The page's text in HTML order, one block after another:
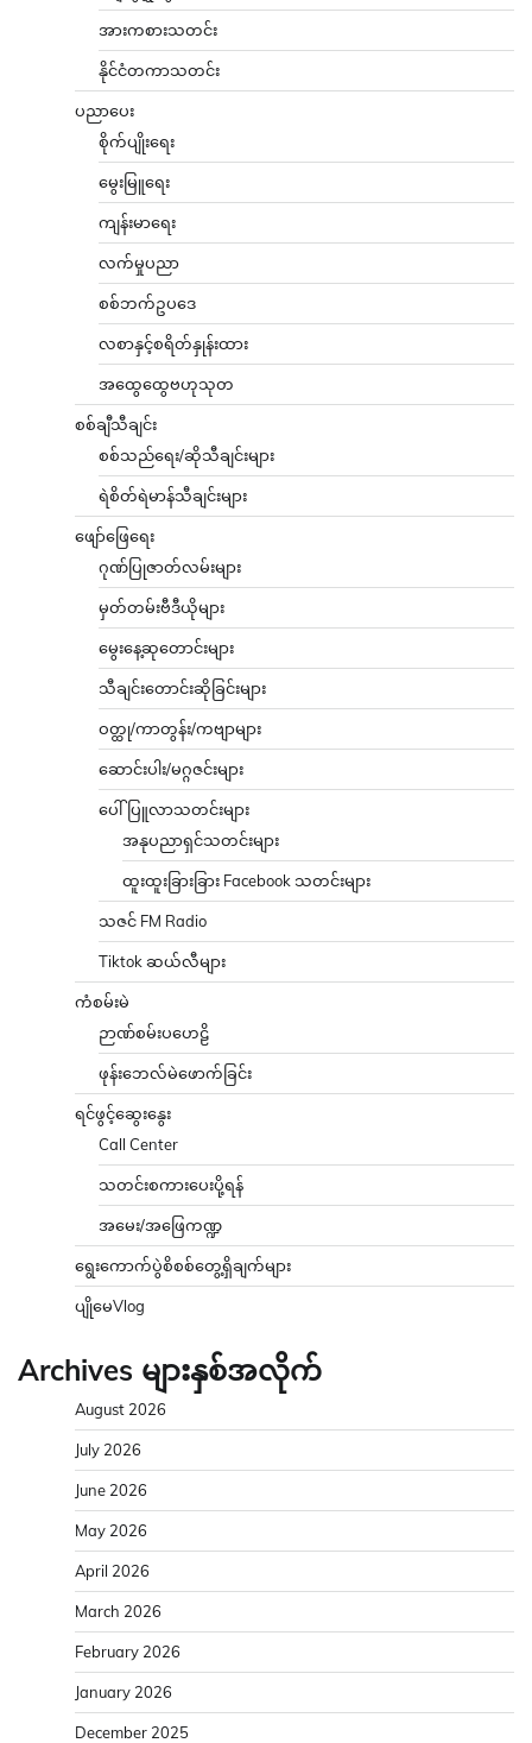
အားကစားသတင်း
နိုင်ငံတကာသတင်း
ပညာပေး
စိုက်ပျိုးရေး
မွေးမြူရေး
ကျန်းမာရေး
လက်မှုပညာ
စစ်ဘက်ဥပဒေ
လစာနှင့်စရိတ်နှုန်းထား
အထွေထွေဗဟုသုတ
စစ်ချီသီချင်း
စစ်သည်ရေး/ဆိုသီချင်းများ
ရဲစိတ်ရဲမာန်သီချင်းများ
ဖျော်ဖြေရေး
ဂုဏ်ပြုဇာတ်လမ်းများ
မှတ်တမ်းဗီဒီယိုများ
မွေးနေ့ဆုတောင်းများ
သီချင်းတောင်းဆိုခြင်းများ
ဝတ္ထု/ကာတွန်း/ကဗျာများ
ဆောင်းပါး/မဂ္ဂဇင်းများ
ပေါ်ပြူလာသတင်းများ
အနုပညာရှင်သတင်းများ
ထူးထူးခြားခြား Facebook သတင်းများ
သဇင် FM Radio
Tiktok ဆယ်လီများ
ကံစမ်းမဲ
ဉာဏ်စမ်းပဟေဠိ
ဖုန်းဘေလ်မဲဖောက်ခြင်း
ရင်ဖွင့်ဆွေးနွေး
Call Center
သတင်းစကားပေးပို့ရန်
အမေး/အဖြေကဏ္ဍ
ရွေးကောက်ပွဲစိစစ်တွေ့ရှိချက်များ
ပျိုမေVlog
Archives များနှစ်အလိုက်
August 2026
July 2026
June 2026
May 2026
April 2026
March 2026
February 2026
January 2026
December 2025